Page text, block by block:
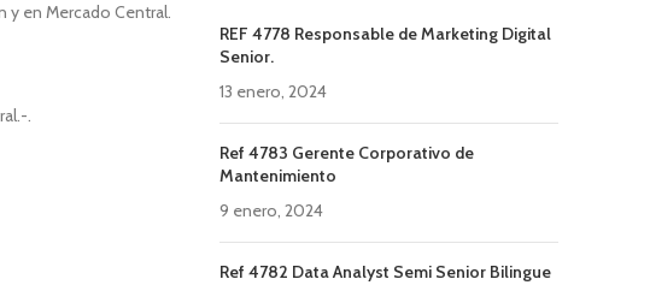
y en Mercado Central.
.
REF 4778 Responsable de Marketing Digital
Senior.
13 enero, 2024
Ref 4783 Gerente Corporativo de
Mantenimiento
9 enero, 2024
Ref 4782 Data Analyst Semi Senior Bilingue